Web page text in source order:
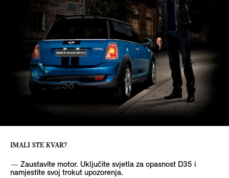
IMALI STE KVAR?
Zaustavite motor. Uključite svjetla za opasnost D35 i
namjestite svoj trokut upozorenja.